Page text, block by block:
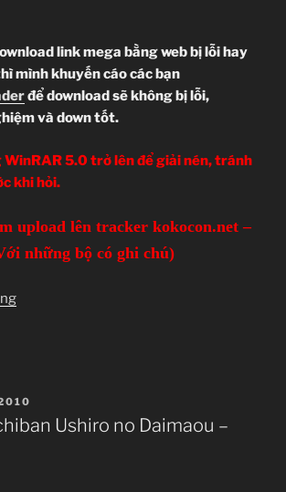
link mega bằng web bị lỗi hay
mình khuyến cáo các bạn
để download sẽ không bị lỗi,
và down tốt.
WinRAR 5.0 trở lên để giải nén, tránh
khi hỏi.
upload lên tracker kokocon.net –
những bộ có ghi chú)
“DANH
Ushiro no Daimaou –